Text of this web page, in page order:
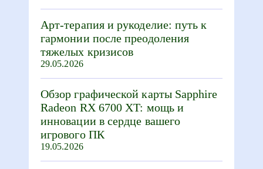
Арт-терапия и рукоделие: путь к
гармонии после преодоления
тяжелых кризисов
29.05.2026
Обзор графической карты Sapphire
Radeon RX 6700 XT: мощь и
инновации в сердце вашего
игрового ПК
19.05.2026